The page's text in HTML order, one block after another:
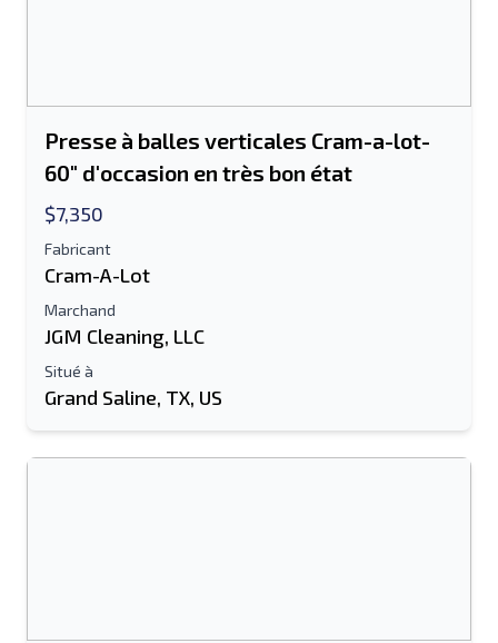
Presse à balles verticales Cram-a-lot-
60" d'occasion en très bon état
$7,350
Fabricant
Cram-A-Lot
Marchand
JGM Cleaning, LLC
Situé à
Grand Saline, TX, US
Envoyer à un ami
Le champ Adresse e-mail ou Numéro de